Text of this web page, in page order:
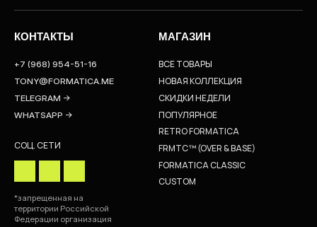
СКИДКИ НЕДЕЛИ
ПОПУЛЯРНОЕ
CUSTOM
FORMATICA CLASSIC
FRMTC™ (OVER & BASE)
RETRO FORMATICA
ВСЕ ТОВАРЫ
НОВАЯ КОЛЛЕКЦИЯ
TONY@FORMATICA.ME
+7 (968) 954-51-16
WHATSAPP →
TELEGRAM →
КОНТАКТЫ МАГАЗИН
СОЦ. СЕТИ
*запрещенная на
территории Российской
Федерации организация